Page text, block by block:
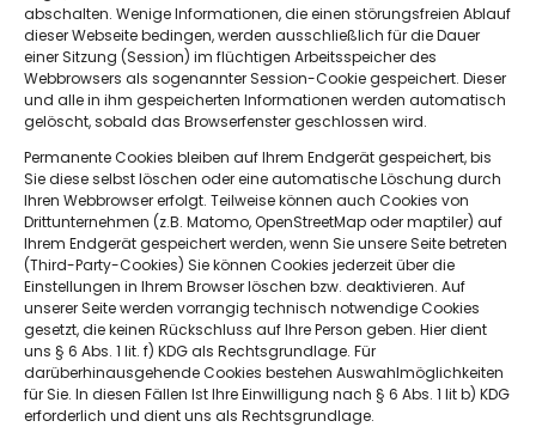
abschalten. Wenige Informationen, die einen störungsfreien Ablauf
dieser Webseite bedingen, werden ausschließlich für die Dauer
einer Sitzung (Session) im flüchtigen Arbeitsspeicher des
Webbrowsers als sogenannter Session-Cookie gespeichert. Dieser
und alle in ihm gespeicherten Informationen werden automatisch
gelöscht, sobald das Browserfenster geschlossen wird.
Permanente Cookies bleiben auf Ihrem Endgerät gespeichert, bis
Sie diese selbst löschen oder eine automatische Löschung durch
Ihren Webbrowser erfolgt. Teilweise können auch Cookies von
Drittunternehmen (z.B. Matomo, OpenStreetMap oder maptiler) auf
Ihrem Endgerät gespeichert werden, wenn Sie unsere Seite betreten
(Third-Party-Cookies) Sie können Cookies jederzeit über die
Einstellungen in Ihrem Browser löschen bzw. deaktivieren. Auf
unserer Seite werden vorrangig technisch notwendige Cookies
gesetzt, die keinen Rückschluss auf Ihre Person geben. Hier dient
uns § 6 Abs. 1 lit. f) KDG als Rechtsgrundlage. Für
darüberhinausgehende Cookies bestehen Auswahlmöglichkeiten
für Sie. In diesen Fällen Ist Ihre Einwilligung nach § 6 Abs. 1 lit b) KDG
erforderlich und dient uns als Rechtsgrundlage.
Sachsenweg 3
66121 Saarbrücken
0681 6683511
willi-graf-gymnasium@bistum-trier.de
Home
Schulbuchkoordinator
Freiwillige Ganztagsschule